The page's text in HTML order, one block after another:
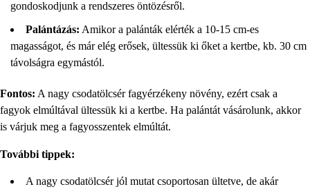
gondoskodjunk a rendszeres öntözésről.
Palántázás: Amikor a palánták elérték a 10-15 cm-es
magasságot, és már elég erősek, ültessük ki őket a kertbe, kb. 30 cm
távolságra egymástól.
Fontos: A nagy csodatölcsér fagyérzékeny növény, ezért csak a
fagyok elmúltával ültessük ki a kertbe. Ha palántát vásárolunk, akkor
is várjuk meg a fagyosszentek elmúltát.
További tippek:
A nagy csodatölcsér jól mutat csoportosan ültetve, de akár